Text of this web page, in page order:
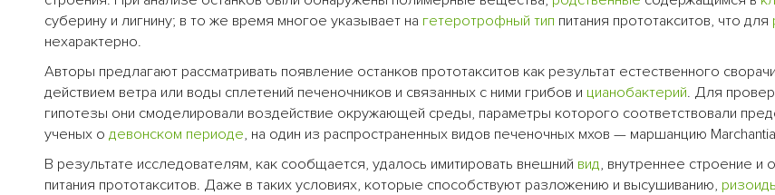
суберину и лигнину; в то же время многое указывает на гетеротрофный тип питания прототакситов, что для
нехарактерно.
Авторы предлагают рассматривать появление останков прототакситов как результат естественного
действием ветра или воды сплетений печеночников и связанных с ними грибов и цианобактерий. Для
гипотезы они смоделировали воздействие окружающей среды, параметры которого соответствовали
ученых о девонском периоде, на один из распространенных видов печеночных мхов — маршанцию
В результате исследователям, как сообщается, удалось имитировать внешний вид, внутреннее строение и
питания прототакситов. Даже в таких условиях, которые способствуют разложению и высушиванию,